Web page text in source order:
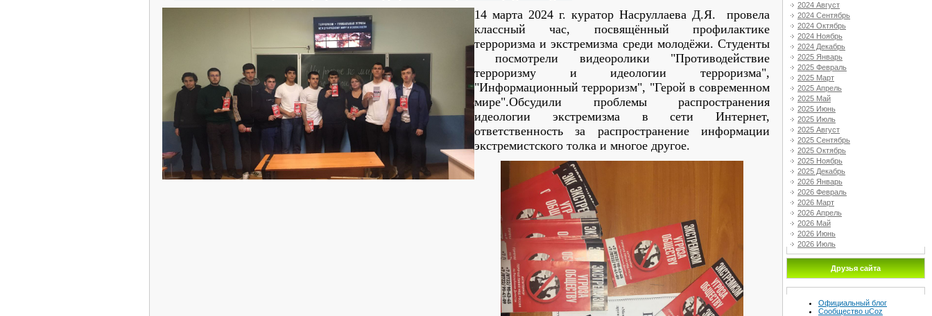
14 марта 2024 г. куратор Насруллаева Д.Я. провела
классный час, посвящённый профилактике
терроризма и экстремизма среди молодёжи. Студенты
посмотрели видеоролики "Противодействие
терроризму и идеологии терроризма",
"Информационный терроризм", "Герой в современном
мире".Обсудили проблемы распространения
идеологии экстремизма в сети Интернет,
ответственность за распространение информации
экстремистского толка и многое другое.
2024 Август
2024 Сентябрь
2024 Октябрь
2024 Ноябрь
2024 Декабрь
2025 Январь
2025 Февраль
2025 Март
2025 Апрель
2025 Май
2025 Июнь
2025 Июль
2025 Август
2025 Сентябрь
2025 Октябрь
2025 Ноябрь
2025 Декабрь
2026 Январь
2026 Февраль
2026 Март
2026 Апрель
2026 Май
2026 Июнь
2026 Июль
Друзья сайта
Официальный блог
Сообщество uCoz